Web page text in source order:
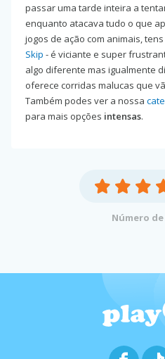
passar uma tarde inteira a
enquanto atacava tudo o que
jogos de ação com animais,
Skip - é viciante e super
algo diferente mas igualmente
oferece corridas malucas que
Também podes ver a nossa
para mais opções intensas.
Número